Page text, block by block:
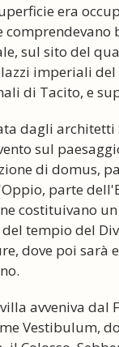
era
sul sito del
imperiali
di Tacito, e
dagli
sul
di domus,
parte
costituivano
tempio del
dove poi
avveniva dal
Vestibulum,